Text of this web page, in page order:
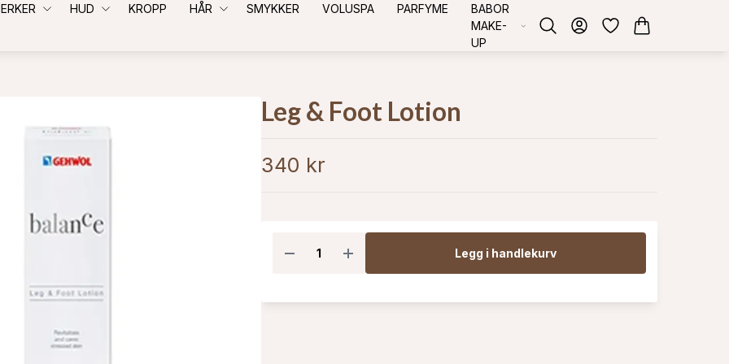
HUD KROPP HÅR SMYKKER VOLUSPA PARFYME
BABOR
MAKE-
UP
Leg & Foot Lotion
340 kr
Legg i handlekurv